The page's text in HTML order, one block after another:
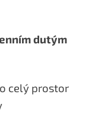
dutým
celý prostor